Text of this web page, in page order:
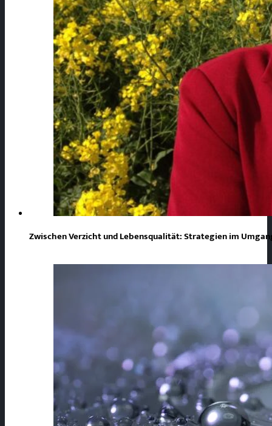
Zwischen Verzicht und Lebensqualität: Strategien im